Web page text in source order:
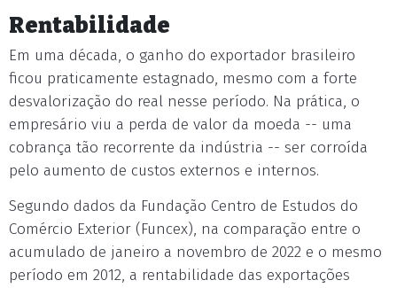
Rentabilidade
Em uma década, o ganho do exportador brasileiro
ficou praticamente estagnado, mesmo com a forte
desvalorização do real nesse período. Na prática, o
empresário viu a perda de valor da moeda -- uma
cobrança tão recorrente da indústria -- ser corroída
pelo aumento de custos externos e internos.
Segundo dados da Fundação Centro de Estudos do
Comércio Exterior (Funcex), na comparação entre o
acumulado de janeiro a novembro de 2022 e o mesmo
período em 2012, a rentabilidade das exportações